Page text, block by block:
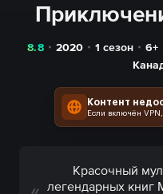
8.8 2020 1 сезон 6+
Контент
Если включён
Красочный
легендарных книг